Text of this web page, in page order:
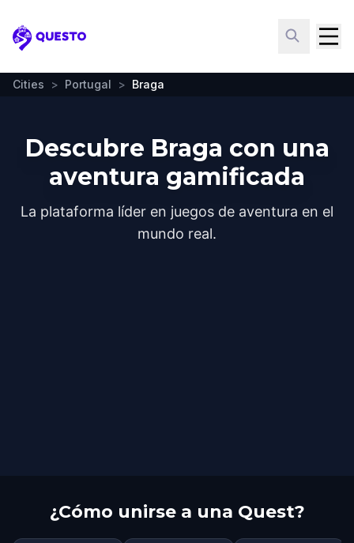
Questo
Cities > Portugal > Braga
Descubre Braga con una
aventura gamificada
La plataforma líder en juegos de aventura en el
mundo real.
¿Cómo unirse a una Quest?